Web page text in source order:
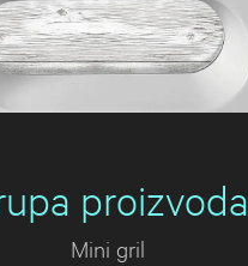
proizvoda
Mini gril